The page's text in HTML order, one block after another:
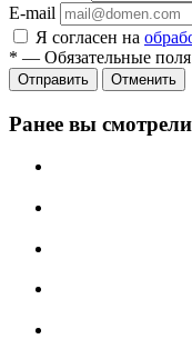
E-mail
Я согласен на
* — Обязательные поля
Отменить
Ранее вы смотрели